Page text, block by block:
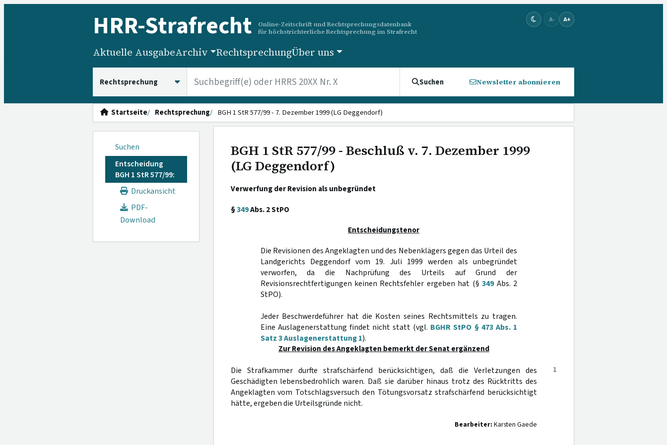
HRR-Strafrecht
Online-Zeitschrift und Rechtsprechungsdatenbank
für höchstrichterliche Rechtsprechung im Strafrecht
A- A+
Aktuelle AusgabeArchiv RechtsprechungÜber uns
Suchen Newsletter abonnieren
Startseite Rechtsprechung BGH 1 StR 577/99 - 7. Dezember 1999 (LG Deggendorf)
Suchen
Entscheidung
BGH 1 StR 577/99:
Druckansicht
PDF-
Download
BGH 1 StR 577/99 - Beschluß v. 7. Dezember 1999
(LG Deggendorf)
Verwerfung der Revision als unbegründet
§349Abs. 2 StPO
Entscheidungstenor
Die Revisionen des Angeklagten und des Nebenklägers gegen das Urteil des
Landgerichts Deggendorf vom 19. Juli 1999 werden als unbegründet
verworfen, da die Nachprüfung des Urteils auf Grund der
Revisionsrechtfertigungen keinen Rechtsfehler ergeben hat (§349Abs. 2
StPO).
Jeder Beschwerdeführer hat die Kosten seines Rechtsmittels zu tragen.
Eine Auslagenerstattung findet nicht statt (vgl. BGHR StPO § 473 Abs. 1
Satz 3 Auslagenerstattung 1).
Zur Revision des Angeklagten bemerkt der Senat ergänzend
1
Die Strafkammer durfte strafschärfend berücksichtigen, daß die Verletzungen des
Geschädigten lebensbedrohlich waren. Daß sie darüber hinaus trotz des Rücktritts des
Angeklagten vom Totschlagsversuch den Tötungsvorsatz strafschärfend berücksichtigt
hätte, ergeben die Urteilsgründe nicht.
Bearbeiter: Karsten Gaede